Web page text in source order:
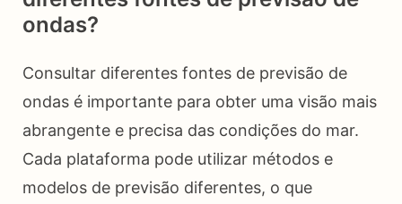
ondas?
Consultar diferentes fontes de previsão de
ondas é importante para obter uma visão mais
abrangente e precisa das condições do mar.
Cada plataforma pode utilizar métodos e
modelos de previsão diferentes, o que